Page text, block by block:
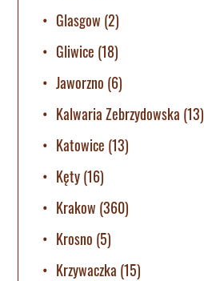
Glasgow (2)
Gliwice (18)
Jaworzno (6)
Kalwaria Zebrzydowska (13)
Katowice (13)
Kęty(16)
Krakow (360)
Krosno (5)
Krzywaczka (15)